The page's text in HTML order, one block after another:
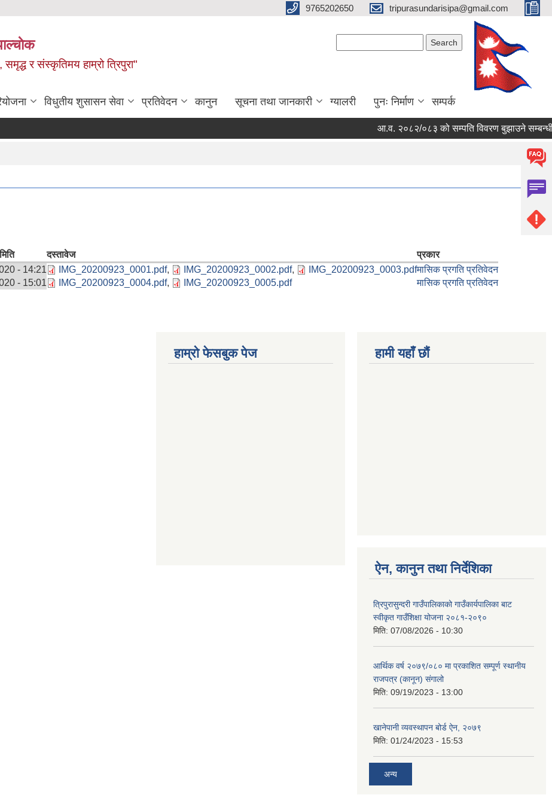
9765202650 tripurasundarisipa@gmail.com
र संस्कृतिमय हाम्रो त्रिपुरा"
विधुतीय शुसासन सेवा प्रतिवेदन कानुन सूचना तथा जानकारी ग्यालरी पुनः निर्माण सम्पर्क
आ.व. २०८२/०८३ को सम्पति विवरण बुझाउने सम्बन्धी
दस्तावेज प्रकार
- 14:21 IMG_20200923_0001.pdf, IMG_20200923_0002.pdf, IMG_20200923_0003.pdfमासिक प्रगति प्रतिवेदन
- 15:01 IMG_20200923_0004.pdf, IMG_20200923_0005.pdf मासिक प्रगति प्रतिवेदन
हाम्राे फेसबुक पेज हामी यहाँ छौं
ऐन, कानुन तथा निर्देशिका
त्रिपुरासुन्दरी गाउँपालिकाको गाउँकार्यपालिका बाट
स्वीकृत गाउँशिक्षा योजना २०८१-२०९०
मिति: 07/08/2026 - 10:30
आर्थिक वर्ष २०७९/०८० मा प्रकाशित सम्पूर्ण स्थानीय
राजपत्र (कानून) संगालो
मिति: 09/19/2023 - 13:00
खानेपानी व्यवस्थापन बोर्ड ऐन, २०७९
मिति: 01/24/2023 - 15:53
अन्य